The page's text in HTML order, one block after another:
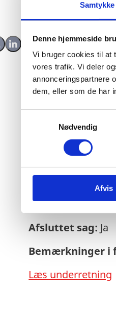
Samtykke
Denne hjemmeside
Vi bruger cookies til at
vores trafik. Vi deler
annonceringspartnere
dem, eller som de har
v
Nødvendig
Afvis
på X (Twitter)
Del på LinkedIn
Sagsnr.:C 2020
Dato for
Rigsrevisionen
side og en
Afsluttet sag: Ja
Bemærkninger i
Læs underretning